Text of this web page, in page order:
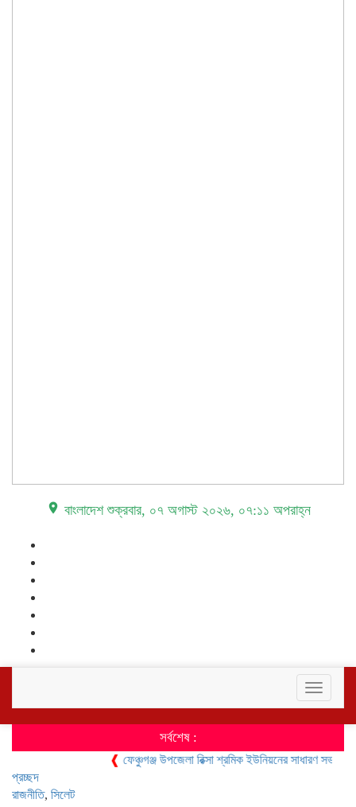
place বাংলাদেশ শুক্রবার, ০৭ অগাস্ট ২০২৬, ০৭:১১ অপরাহ্ন
Toggle
সর্বশেষ :
ফেঞ্চুগঞ্জ উপজেলা রিক্সা শ্রমিক ইউনিয়নের সাধারণ সভা ও শ্রমিক
প্রচ্ছদ
রাজনীতি, সিলেট